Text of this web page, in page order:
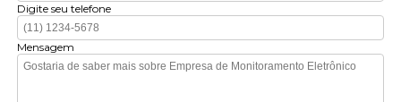
Digite seu telefone
Mensagem